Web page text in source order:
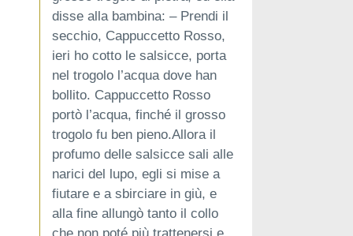
disse alla bambina: – Prendi il
secchio, Cappuccetto Rosso,
ieri ho cotto le salsicce, porta
nel trogolo l’acqua dove han
bollito. Cappuccetto Rosso
portò l’acqua, finché il grosso
trogolo fu ben pieno.Allora il
profumo delle salsicce sali alle
narici del lupo, egli si mise a
fiutare e a sbirciare in giù, e
alla fine allungò tanto il collo